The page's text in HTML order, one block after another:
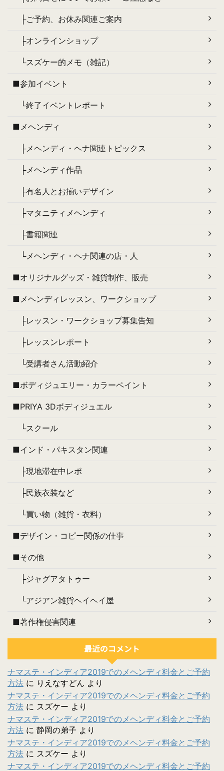
├ご予約、お休み関連ご案内
├オンラインショップ
└スズケー的メモ（雑記）
■参加イベント
└終了イベントレポート
■メヘンディ
├メヘンディ・ヘナ関連トピックス
├メヘンディ作品
├有名人とお揃いデザイン
├マタニティメヘンディ
├書籍関連
└メヘンディ・ヘナ関連の店・人
■オリジナルグッズ・雑貨制作、販売
■メヘンディレッスン、ワークショップ
├レッスン・ワークショップ募集告知
├レッスンレポート
└受講者さん活動紹介
■ボディジュエリー・カラーペイント
■PRIYA 3Dボディジュエル
└スクール
■インド・パキスタン関連
├現地滞在中レポ
├民族衣装など
└買い物（雑貨・衣料）
■デザイン・コピー関係の仕事
■その他
├ジャグアタトゥー
└アジアン雑貨ヘイヘイ屋
■著作権侵害関連
最近のコメント
ナマステ・インディア2019でのメヘンディ料金とご予約
方法 に りえなすどん より
ナマステ・インディア2019でのメヘンディ料金とご予約
方法 に スズケー より
ナマステ・インディア2019でのメヘンディ料金とご予約
方法 に 静岡の弟子 より
ナマステ・インディア2019でのメヘンディ料金とご予約
方法 に スズケー より
ナマステ・インディア2019でのメヘンディ料金とご予約